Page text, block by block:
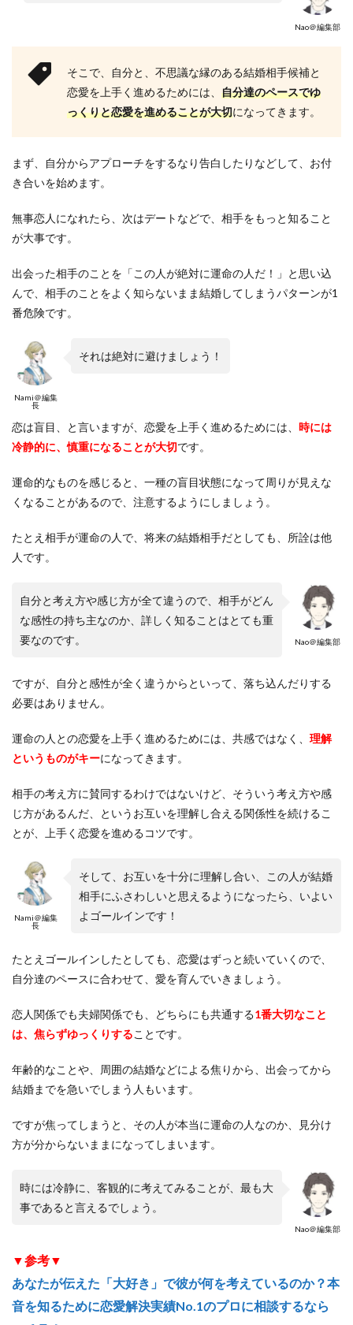
Nao＠編集部
そこで、自分と、不思議な縁のある結婚相手候補と
恋愛を上手く進めるためには、 自分達のペースでゆ
っくりと恋愛を進めることが大切になってきます。
まず、自分からアプローチをするなり告白したりなどして、お付
き合いを始めます。
無事恋人になれたら、次はデートなどで、相手をもっと知ること
が大事です。
出会った相手のことを「この人が絶対に運命の人だ！」と思い込
んで、相手のことをよく知らないまま結婚してしまうパターンが1
番危険です。
Nami＠編集
長
それは絶対に避けましょう！
恋は盲目、と言いますが、恋愛を上手く進めるためには、 時には
冷静的に、慎重になることが大切です。
運命的なものを感じると、一種の盲目状態になって周りが見えな
くなることがあるので、注意するようにしましょう。
たとえ相手が運命の人で、将来の結婚相手だとしても、所詮は他
人です。
Nao＠編集部
自分と考え方や感じ方が全て違うので、相手がどん
な感性の持ち主なのか、詳しく知ることはとても重
要なのです。
ですが、自分と感性が全く違うからといって、落ち込んだりする
必要はありません。
運命の人との恋愛を上手く進めるためには、共感ではなく、 理解
というものがキーになってきます。
相手の考え方に賛同するわけではないけど、そういう考え方や感
じ方があるんだ、というお互いを理解し合える関係性を続けるこ
とが、上手く恋愛を進めるコツです。
Nami＠編集
長
そして、お互いを十分に理解し合い、この人が結婚
相手にふさわしいと思えるようになったら、いよい
よゴールインです！
たとえゴールインしたとしても、恋愛はずっと続いていくので、
自分達のペースに合わせて、愛を育んでいきましょう。
恋人関係でも夫婦関係でも、どちらにも共通する1番大切なこと
は、焦らずゆっくりすることです。
年齢的なことや、周囲の結婚などによる焦りから、出会ってから
結婚までを急いでしまう人もいます。
ですが焦ってしまうと、その人が本当に運命の人なのか、見分け
方が分からないままになってしまいます。
Nao＠編集部
時には冷静に、客観的に考えてみることが、最も大
事であると言えるでしょう。
▼参考▼
あなたが伝えた「大好き」で彼が何を考えているのか？本
音を知るために恋愛解決実績No.1のプロに相談するなら